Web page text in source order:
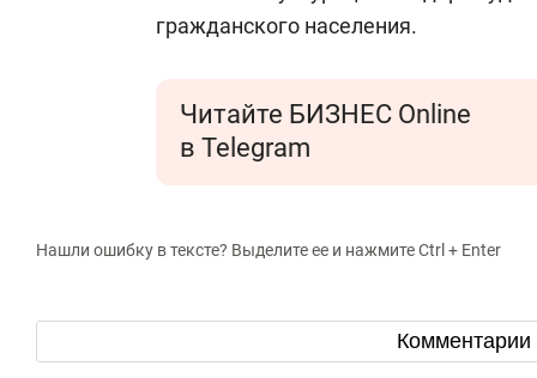
гражданского населения.
Читайте БИЗНЕС Online
в Telegram
Нашли ошибку в тексте? Выделите ее и нажмите Ctrl + Enter
Комментарии